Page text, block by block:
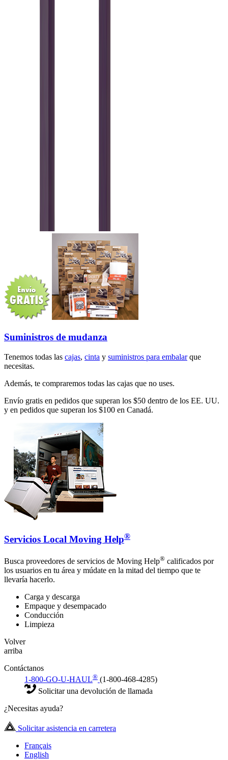
Suministros de mudanza
Tenemos todas las cajas, cinta y suministros para embalarque
necesitas.
Además, te compraremos todas las cajas que no uses.
Envío gratis en pedidos que superan los $50 dentro de los EE. UU.
y en pedidos que superan los $100 en Canadá.
Servicios Local Moving Help®
Busca proveedores de servicios de Moving Help® calificados por
los usuarios en tu área y múdate en la mitad del tiempo que te
llevaría hacerlo.
Carga y descarga
Empaque y desempacado
Conducción
Limpieza
Volver
arriba
Contáctanos
1-800-GO-U-HAUL® (1-800-468-4285)
Solicitar una devolución de llamada
¿Necesitas ayuda?
Solicitar asistencia en carretera
Français
English